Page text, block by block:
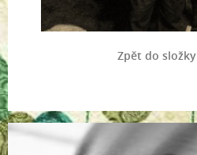
Zpět do složky